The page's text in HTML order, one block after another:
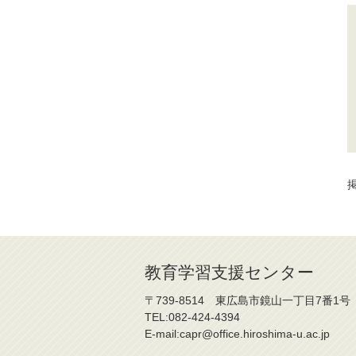
教育学習支援センター
〒739-8514 東広島市鏡山一丁目7番1号
TEL:082-424-4394
E-mail:capr@office.hiroshima-u.ac.jp